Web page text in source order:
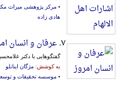
• مرکز پژوهشی میراث
هادی زاده
۷. عرفان و انسان
گفتگوهایی‌ با دکتر
به کوشش: مژگان اینانلو
• موسسه تحقیقات و